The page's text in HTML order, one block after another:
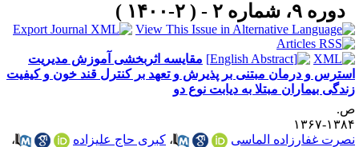
دوره ۹، شماره ۲ - ( ۲-۱۴۰۰ )
مقایسه اثربخشی آموزش مدیریت
و درمان مبتنی بر پذیرش و تعهد بر کنترل قند خون و کیفیت
بیماران مبتلا به دیابت نوع دو
۱۳۶۷
غفارزاده الماسی
،کبری حاج علیزاده
،